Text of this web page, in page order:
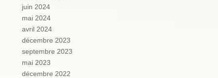
juin 2024
mai 2024
avril 2024
décembre 2023
septembre 2023
mai 2023
décembre 2022